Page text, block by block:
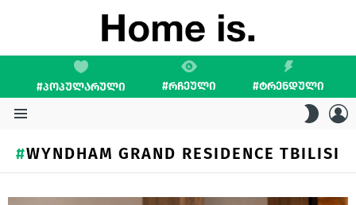
#ᲞᲝᲞᲣᲚᲐᲠᲣᲚᲘ #ᲠᲩᲔᲣᲚᲘ #ᲢᲠᲔᲜᲓᲣᲚᲘ
SKIN
WYNDHAM GRAND RESIDENCE TBILISI